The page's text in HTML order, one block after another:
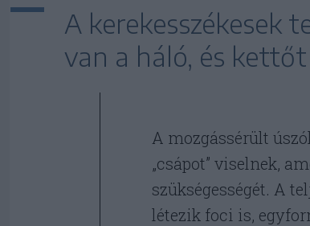
A kerekesszékesek
van a háló, és
A mozgássérült
„csápot” viselnek,
szükségességét. A
létezik foci is,